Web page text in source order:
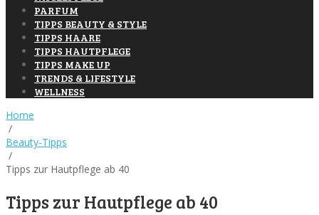
PARFUM
TIPPS BEAUTY & STYLE
TIPPS HAARE
TIPPS HAUTPFLEGE
TIPPS MAKE UP
TRENDS & LIFESTYLE
WELLNESS
Home
/
Beauty-Tipps
/
Tipps zur Hautpflege ab 40
Tipps zur Hautpflege ab 40